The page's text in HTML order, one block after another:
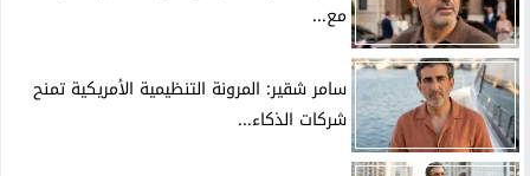
مع...
سامر شقير: المرونة التنظيمية الأمريكية تمنح
شركات الذكاء...